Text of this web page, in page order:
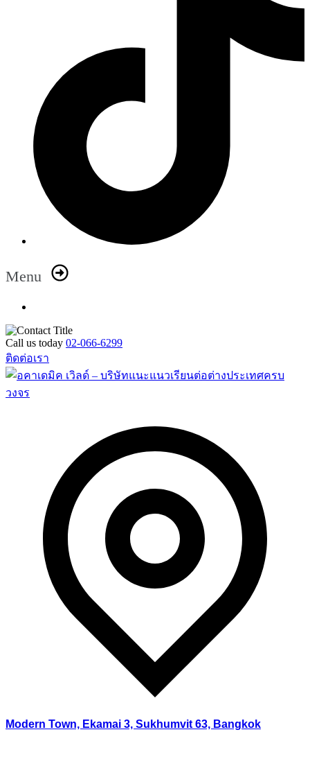
Menu
Call us today 02-066-6299
ติดต่อเรา
Modern Town, Ekamai 3, Sukhumvit 63, Bangkok